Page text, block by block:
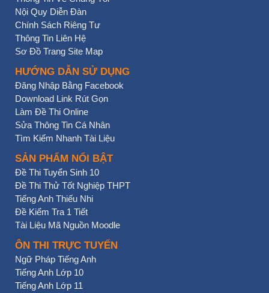
Nội Quy Diễn Đàn
Chính Sách Riêng Tư
Thông Tin Liên Hệ
Sơ Đồ Trang Site Map
HƯỚNG DẪN SỬ DỤNG
Đăng Nhập Bằng Facebook
Download Link Rút Gọn
Làm Đề Thi Online
Sửa Thông Tin Cá Nhân
Tìm Kiếm Nhanh Tài Liệu
SẢN PHẨM NỔI BẬT
Đề Thi Tuyển Sinh 10
Đề Thi Thử Tốt Nghiệp THPT
Tiếng Anh Thiếu Nhi
Đề Kiểm Tra 1 Tiết
Tài Liệu Mã Nguồn Moodle
ÔN THI TRỰC TUYẾN
Ngữ Pháp Tiếng Anh
Tiếng Anh Lớp 10
Tiếng Anh Lớp 11